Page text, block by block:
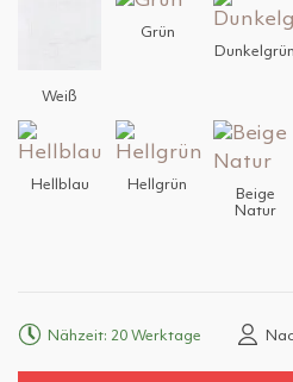
Weiß
Grün
Dunkelgrün
Hellblau Hellgrün
Beige
Natur
Nähzeit: 20 Werktage